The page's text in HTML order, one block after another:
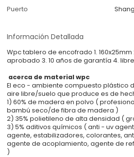
Puerto
Información Detallada
Wpc tablero de encofrado 1.
aprobado 3. 10 años de garantía 4.
acerca de material wpc
El eco - ambiente compuesto plástico
aire libre/suelo que produce es de
1) 60% de madera en polvo (
bambú seco/de fibra de madera )
2) 35% polietileno de alta densidad (
3) 5% aditivos químicos ( anti - uv
agente, estabilizadores, colorantes,
agente de acoplamiento, agente de
)